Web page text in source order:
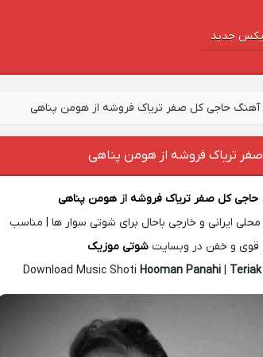
جدید
آهنگ حاجی کل صفر تریاک فروشه از هومن پناهی
تریاک فروشه از هومن پناهی
حاجی کل صفر تریاک فروشهاز هومن پناهی
ایرانی و خارجی باحال برای شوتی سوار ها | مناسب
و خفن در وبسایتشوتی موزیک
Download Music ShotiHooman Panahi |